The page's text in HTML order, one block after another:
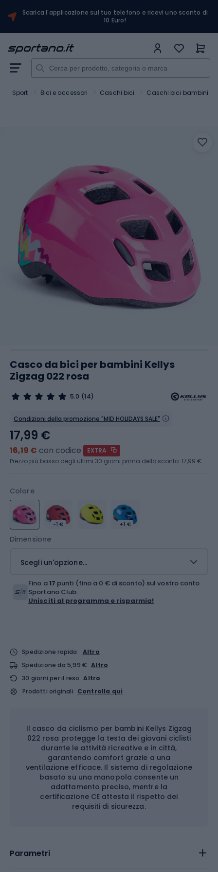
Scarica l'applicazione sul tuo telefono e ricevi uno sconto di
10 Euro!
Sport Bici e accessori Caschi bici Caschi bici bambini
Casco da bici per bambini Kellys
Zigzag 022 rosa
5.0 (14)
Condizioni della promozione "MID HOLIDAYS SALE"
Colore
-1 € +1 €
Dimensione
Scegli un'opzione...
17,99 €
16,19 € con codice
EXTRA
Prezzo più basso degli ultimi 30 giorni prima dello sconto: 17,99 €
Fino a17 punti (fino a 0 € di sconto) sul vostro conto
Sportano Club.
Unisciti al programma e risparmia!
Spedizione rapida
Altro
Spedizione da 5,99 € Altro
30 giorni per il reso Altro
Prodotti originali Controlla qui
Il casco da ciclismo per bambini Kellys Zigzag
022 rosa protegge la testa dei giovani ciclisti
durante le attività ricreative e in città,
garantendo comfort grazie a una
ventilazione efficace. Il sistema di regolazione
basato su una manopola consente un
adattamento preciso, mentre la
certificazione CE attesta il rispetto dei
requisiti di sicurezza.
Parametri